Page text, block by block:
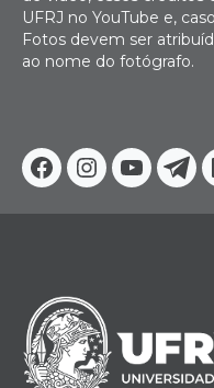
Facebook
Instagram
UFRJ no YouTube e,
Fotos devem ser
ao nome do fotógrafo.